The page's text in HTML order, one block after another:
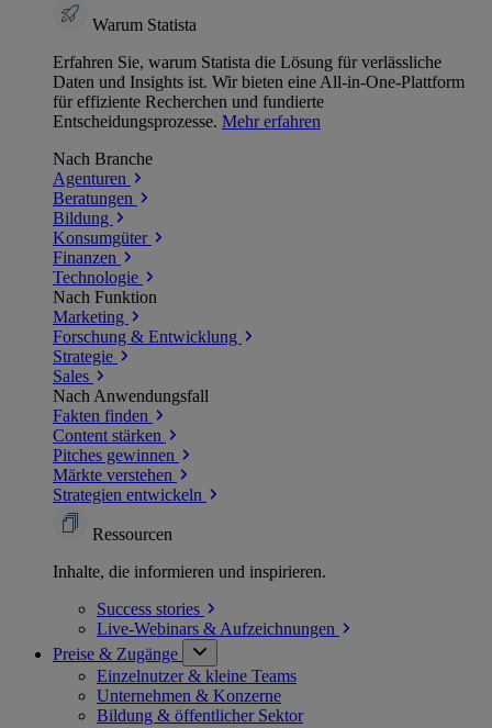
Warum Statista
Erfahren Sie, warum Statista die Lösung für verlässliche
Daten und Insights ist. Wir bieten eine All-in-One-Plattform
für effiziente Recherchen und fundierte
Entscheidungsprozesse. Mehr erfahren
Nach Branche
Agenturen
Beratungen
Bildung
Konsumgüter
Finanzen
Technologie
Nach Funktion
Marketing
Forschung & Entwicklung
Strategie
Sales
Nach Anwendungsfall
Fakten finden
Content stärken
Pitches gewinnen
Märkte verstehen
Strategien entwickeln
Ressourcen
Inhalte, die informieren und inspirieren.
Success stories
Live-Webinars & Aufzeichnungen
Preise & Zugänge
Einzelnutzer & kleine Teams
Unternehmen & Konzerne
Bildung & öffentlicher Sektor